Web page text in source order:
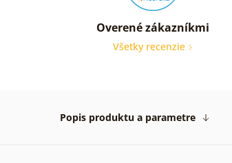
Overené zákazníkmi
Všetky recenzie
Popis produktu a parametre